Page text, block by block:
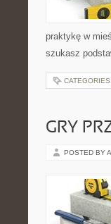
praktykę w
szukasz
CATEGORIES:
GRY
POSTED BY